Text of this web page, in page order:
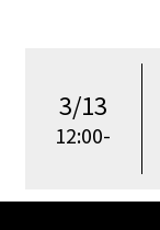
3/13
12:00-